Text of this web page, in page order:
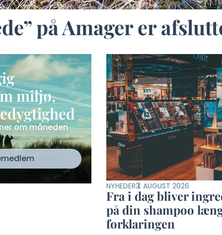
på Amager er
miljø,
om måneden
NYHEDER3. AUGUST 2026
Fra i dag bliver
på din shampoo
forklaringen